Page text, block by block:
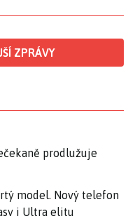
ZPRÁVY
prodlužuje
model. Nový telefon
i Ultra elitu